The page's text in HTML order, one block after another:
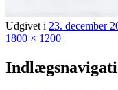
Udgivet i 23. december
1800 × 1200